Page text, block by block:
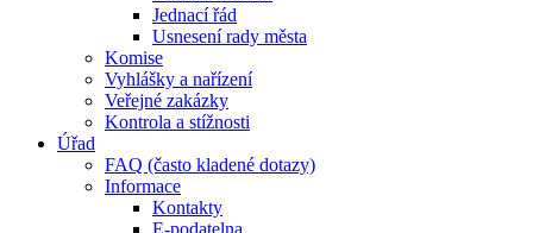
Jednací řád
Usnesení rady města
Komise
Vyhlášky a nařízení
Veřejné zakázky
Kontrola a stížnosti
Úřad
FAQ (často kladené dotazy)
Informace
Kontakty
E-podatelna